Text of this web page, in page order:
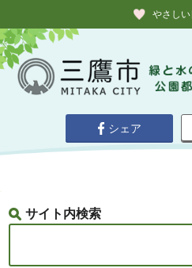
やさし
シェア
サイト内検索